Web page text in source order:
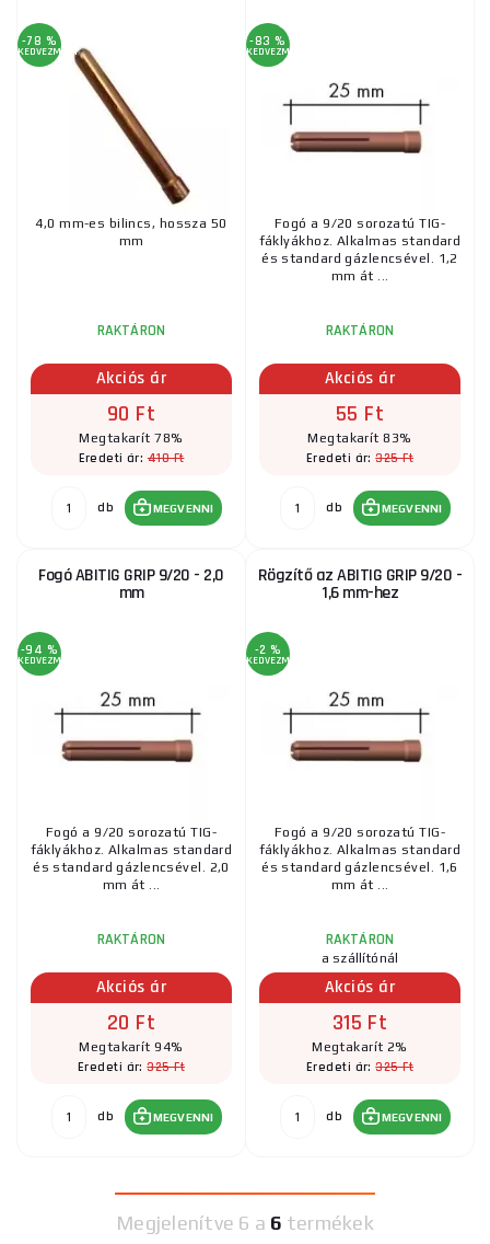
-78 %
KEDVEZMÉNY
4,0 mm-es bilincs, hossza 50
mm
RAKTÁRON
Akciós ár
90 Ft
Megtakarít 78%
Eredeti ár:410 Ft
db MEGVENNI
-83 %
KEDVEZMÉNY
Fogó a 9/20 sorozatú TIG-
fáklyákhoz. Alkalmas standard
és standard gázlencsével. 1,2
mm át ...
RAKTÁRON
Akciós ár
55 Ft
Megtakarít 83%
Eredeti ár:325 Ft
db MEGVENNI
Fogó ABITIG GRIP 9/20 - 2,0
mm
-94 %
KEDVEZMÉNY
Fogó a 9/20 sorozatú TIG-
fáklyákhoz. Alkalmas standard
és standard gázlencsével. 2,0
mm át ...
RAKTÁRON
Akciós ár
20 Ft
Megtakarít 94%
Eredeti ár:325 Ft
db MEGVENNI
Rögzítő az ABITIG GRIP 9/20 -
1,6 mm-hez
-2 %
KEDVEZMÉNY
Fogó a 9/20 sorozatú TIG-
fáklyákhoz. Alkalmas standard
és standard gázlencsével. 1,6
mm át ...
RAKTÁRON
a szállítónál
Akciós ár
315 Ft
Megtakarít 2%
Eredeti ár:325 Ft
db MEGVENNI
Megjelenítve 6 a 6 termékek